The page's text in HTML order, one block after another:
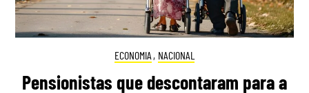
ECONOMIA , NACIONAL
Pensionistas que descontaram para a